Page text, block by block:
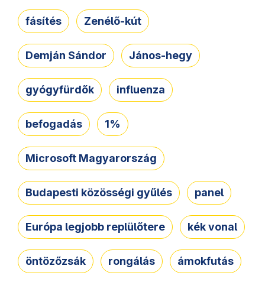
fásítés Zenélő-kút
Demján Sándor János-hegy
gyógyfürdők influenza
befogadás 1%
Microsoft Magyarország
Budapesti közösségi gyűlés panel
Európa legjobb replülőtere kék vonal
öntözőzsák rongálás ámokfutás